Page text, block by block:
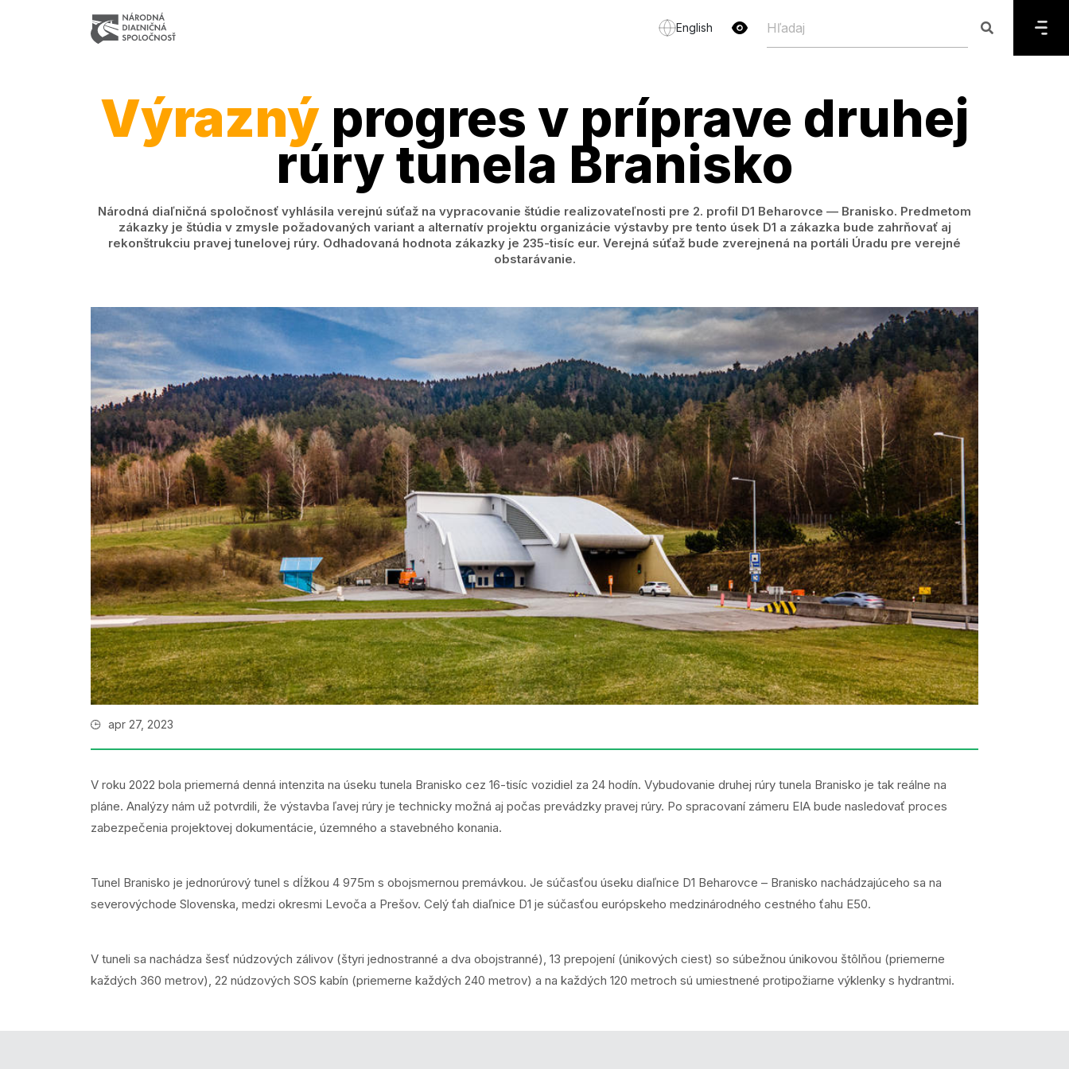
English
Výraznýprogres v príprave druhej
rúry tunela Branisko
Národná diaľničná spoločnosť vyhlásila verejnú súťaž na vypracovanie štúdie realizovateľnosti pre 2. profil D1 Beharovce — Branisko. Predmetom
zákazky je štúdia v zmysle požadovaných variant a alternatív projektu organizácie výstavby pre tento úsek D1 a zákazka bude zahrňovať aj
rekonštrukciu pravej tunelovej rúry. Odhadovaná hodnota zákazky je 235-tisíc eur. Verejná súťaž bude zverejnená na portáli Úradu pre verejné
obstarávanie.
apr 27, 2023
V roku 2022 bola priemerná denná intenzita na úseku tunela Branisko cez 16-tisíc vozidiel za 24 hodín. Vybudovanie druhej rúry tunela Branisko je tak reálne na
pláne. Analýzy nám už potvrdili, že výstavba ľavej rúry je technicky možná aj počas prevádzky pravej rúry. Po spracovaní zámeru EIA bude nasledovať proces
zabezpečenia projektovej dokumentácie, územného a stavebného konania.
Tunel Branisko je jednorúrový tunel s dĺžkou 4 975m s obojsmernou premávkou. Je súčasťou úseku diaľnice D1 Beharovce – Branisko nachádzajúceho sa na
severovýchode Slovenska, medzi okresmi Levoča a Prešov. Celý ťah diaľnice D1 je súčasťou európskeho medzinárodného cestného ťahu E50.
V tuneli sa nachádza šesť núdzových zálivov (štyri jednostranné a dva obojstranné), 13 prepojení (únikových ciest) so súbežnou únikovou štôlňou (priemerne
každých 360 metrov), 22 núdzových SOS kabín (priemerne každých 240 metrov) a na každých 120 metroch sú umiestnené protipožiarne výklenky s hydrantmi.